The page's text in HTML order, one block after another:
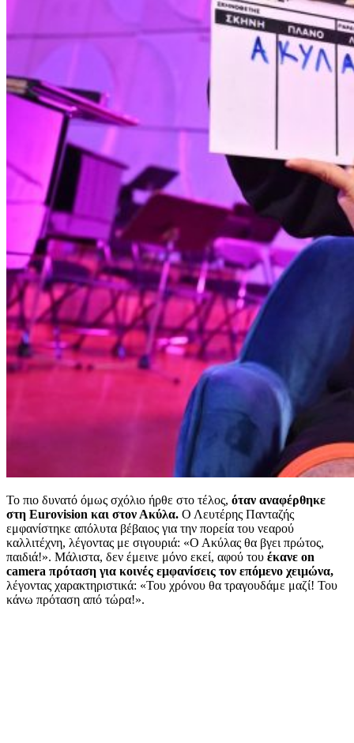
Το πιο δυνατό όμως σχόλιο ήρθε στο τέλος, όταν αναφέρθηκε
στη Eurovision και στον Ακύλα. Ο Λευτέρης Πανταζής
εμφανίστηκε απόλυτα βέβαιος για την πορεία του νεαρού
καλλιτέχνη, λέγοντας με σιγουριά: «Ο Ακύλας θα βγει πρώτος,
παιδιά!». Μάλιστα, δεν έμεινε μόνο εκεί, αφού του έκανε on
camera πρόταση για κοινές εμφανίσεις τον επόμενο χειμώνα,
λέγοντας χαρακτηριστικά: «Του χρόνου θα τραγουδάμε μαζί! Του
κάνω πρόταση από τώρα!».